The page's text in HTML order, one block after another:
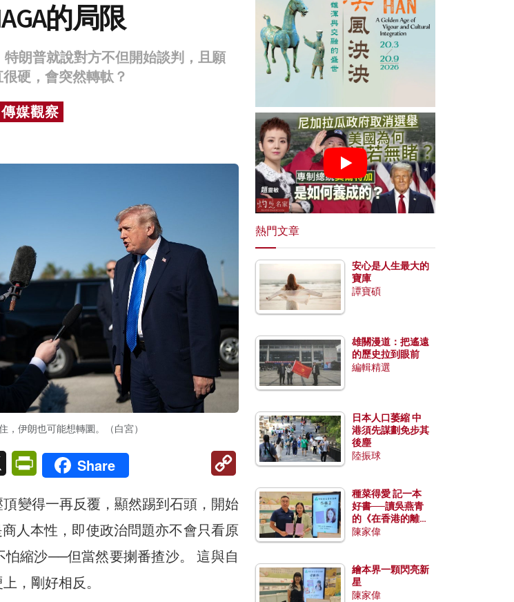
的局限
朗普就說對方不但開始談判，且願
硬，會突然轉軚？
傳媒觀察
，伊朗也可能想轉圜。（白宮）
X PrintFriendly
Share
Copy
Link
變得一再反覆，顯然踢到石頭，開始
人本性，即使政治問題亦不會只看原
縮沙──但當然要揦番揸沙。 這與自
，剛好相反。
熱門文章
安心是人生最大的
寶庫
譚寶碩
雄關漫道：把遙遠
的歷史拉到眼前
編輯精選
日本人口萎縮 中
港須先謀劃免步其
後塵
陸振球
種菜得愛 記一本
好書──讀吳燕青
的《在香港的離島
種菜》
陳家偉
繪本界一顆閃亮新
星
陳家偉